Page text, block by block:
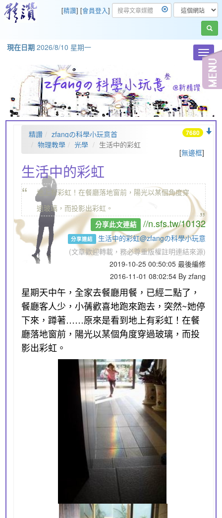
[精讚] [會員登入]
現在日期 2026/8/10 星期一
[無邊框]
精讚
zfangの科學小玩意首
頁
物理教學 光學 生活中的彩虹
7680
生活中的彩虹
“
地上有彩虹！在餐廳落地窗前，陽光以某個角度穿
過玻璃，而投影出彩虹。
„
分享此文連結 //n.sfs.tw/10132
分享連結
生活中的彩虹@zfangの科學小玩意
(文章歡迎轉載，務必尊重版權註明連結來源)
2019-10-25 00:50:05 最後編修
2016-11-01 08:02:54 By zfang
星期天中午，全家去餐廳用餐，已經二點了，
餐廳客人少，小蒨歡喜地跑來跑去，突然~她停
下來，蹲著……原來是看到地上有彩虹！在餐
廳落地窗前，陽光以某個角度穿過玻璃，而投
影出彩虹。